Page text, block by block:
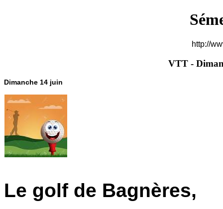
http://
VTT -
Dimanche 14 juin
Le golf de Bagnères,